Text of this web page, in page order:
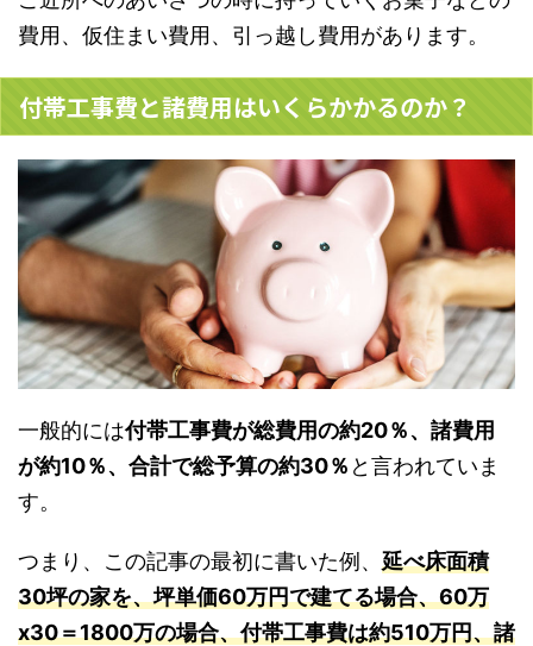
費用、仮住まい費用、引っ越し費用があります。
付帯工事費と諸費用はいくらかかるのか？
一般的には付帯工事費が総費用の約20％、諸費用
が約10％、合計で総予算の約30％ と言われていま
す。
つまり、この記事の最初に書いた例、 延べ床面積
30坪の家を、坪単価60万円で建てる場合、60万
x30＝1800万の場合、付帯工事費は約510万円、諸